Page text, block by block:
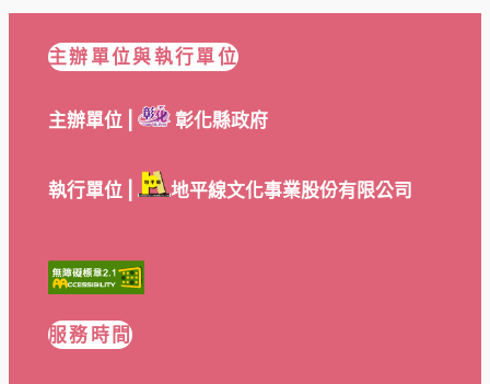
主辦單位與執行單位
主辦單位 | 彰化縣政府
執行單位 | 地平線文化事業股份有限公司
服務時間